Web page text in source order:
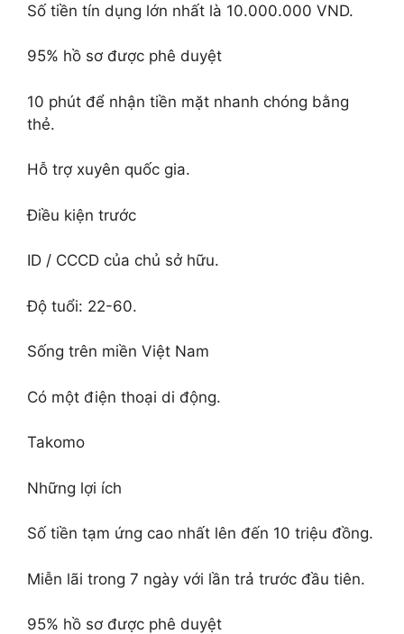
Số tiền tín dụng lớn nhất là 10.000.000 VND.
95% hồ sơ được phê duyệt
10 phút để nhận tiền mặt nhanh chóng bằng
thẻ.
Hỗ trợ xuyên quốc gia.
Điều kiện trước
ID / CCCD của chủ sở hữu.
Độ tuổi: 22-60.
Sống trên miền Việt Nam
Có một điện thoại di động.
Takomo
Những lợi ích
Số tiền tạm ứng cao nhất lên đến 10 triệu đồng.
Miễn lãi trong 7 ngày với lần trả trước đầu tiên.
95% hồ sơ được phê duyệt